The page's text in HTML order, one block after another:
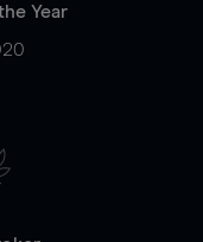
Year